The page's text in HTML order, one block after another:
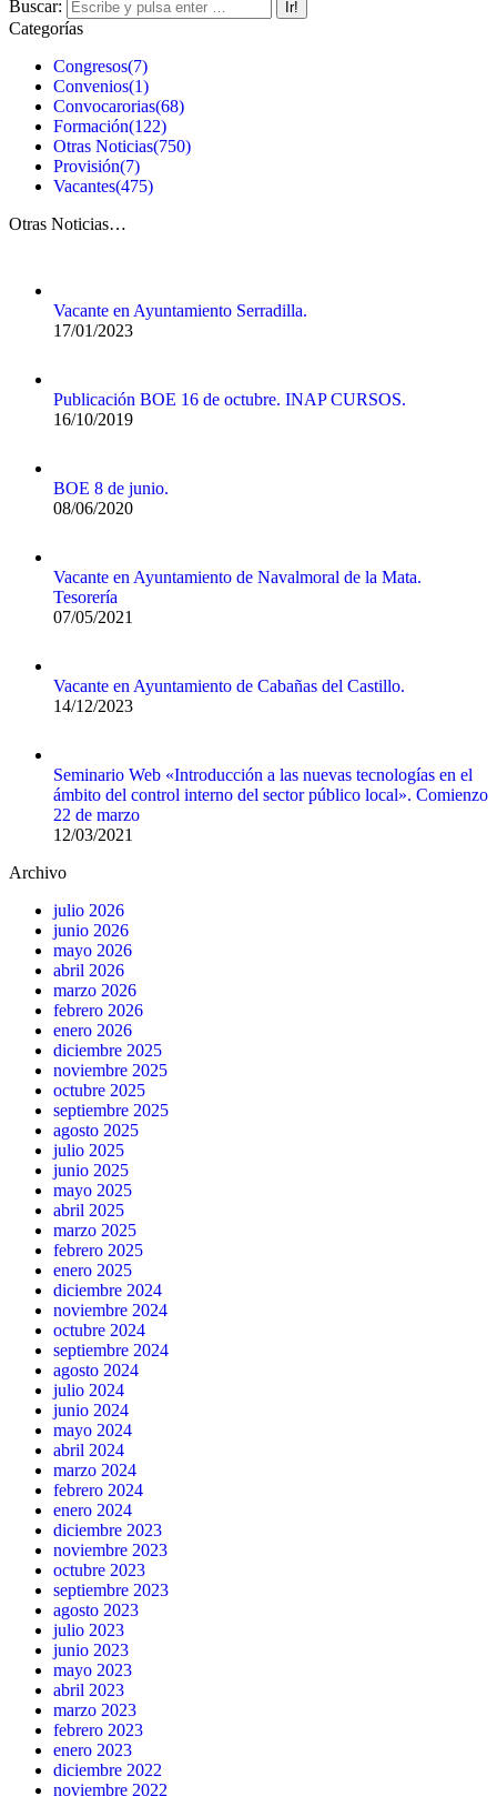
Buscar:
Categorías
Congresos(7)
Convenios(1)
Convocarorias(68)
Formación(122)
Otras Noticias(750)
Provisión(7)
Vacantes(475)
Otras Noticias…
Vacante en Ayuntamiento Serradilla.
17/01/2023
Publicación BOE 16 de octubre. INAP CURSOS.
16/10/2019
BOE 8 de junio.
08/06/2020
Vacante en Ayuntamiento de Navalmoral de la Mata.
Tesorería
07/05/2021
Vacante en Ayuntamiento de Cabañas del Castillo.
14/12/2023
Seminario Web «Introducción a las nuevas tecnologías en el
ámbito del control interno del sector público local». Comienzo
22 de marzo
12/03/2021
Archivo
julio 2026
junio 2026
mayo 2026
abril 2026
marzo 2026
febrero 2026
enero 2026
diciembre 2025
noviembre 2025
octubre 2025
septiembre 2025
agosto 2025
julio 2025
junio 2025
mayo 2025
abril 2025
marzo 2025
febrero 2025
enero 2025
diciembre 2024
noviembre 2024
octubre 2024
septiembre 2024
agosto 2024
julio 2024
junio 2024
mayo 2024
abril 2024
marzo 2024
febrero 2024
enero 2024
diciembre 2023
noviembre 2023
octubre 2023
septiembre 2023
agosto 2023
julio 2023
junio 2023
mayo 2023
abril 2023
marzo 2023
febrero 2023
enero 2023
diciembre 2022
noviembre 2022